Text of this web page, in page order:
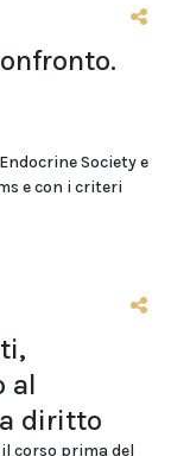
Society e
e con i criteri
al
diritto
corso prima del